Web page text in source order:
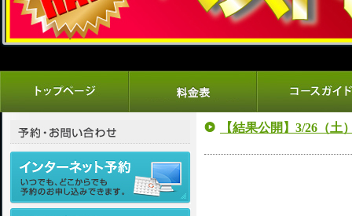
【結果公開】3/26（